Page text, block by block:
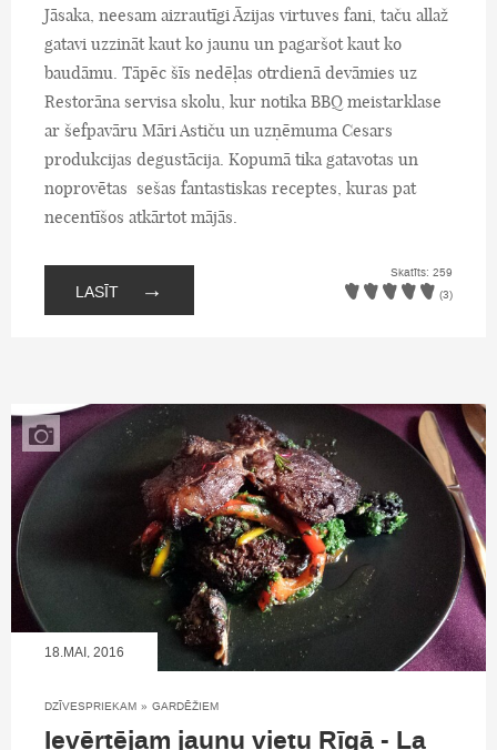
Jāsaka, neesam aizrautīgi Āzijas virtuves fani, taču allaž
gatavi uzzināt kaut ko jaunu un pagaršot kaut ko
baudāmu. Tāpēc šīs nedēļas otrdienā devāmies uz
Restorāna servisa skolu, kur notika BBQ meistarklase
ar šefpavāru Māri Astiču un uzņēmuma Cesars
produkcijas degustācija. Kopumā tika gatavotas un
noprovētas sešas fantastiskas receptes, kuras pat
necentīšos atkārtot mājās.
LASĪT →
Skatīts: 259
(3)
18.MAI, 2016
DZĪVESPRIEKAM » GARDĒŽIEM
Ievērtējam jaunu vietu Rīgā - La